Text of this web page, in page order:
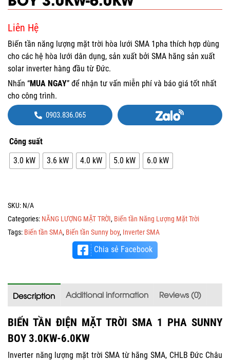
Liên Hệ
Biến tần năng lượng mặt trời hòa lưới SMA 1pha thích hợp dùng
cho các hệ hòa lưới dân dụng, sản xuất bởi SMA hãng sản xuất
solar inverter hàng đầu từ Đức.
Nhấn “MUA NGAY” để nhận tư vấn miễn phí và báo giá tốt nhất
cho công trình.
0903.836.065
Công suất
3.0 kW
3.6 kW 4.0 kW 5.0 kW 6.0 kW
SKU: N/A
Categories: NĂNG LƯỢNG MẶT TRỜI, Biến tần Năng Lượng Mặt Trời
Tags: Biến tần SMA, Biến tần Sunny boy, Inverter SMA
Chia sẻ Facebook
Description Additional information Reviews (0)
BIẾN TẦN ĐIỆN MẶT TRỜI SMA 1 PHA SUNNY
BOY 3.0KW-6.0KW
Inverter năng lượng mặt trời SMA từ hãng SMA, CHLB Đức Châu